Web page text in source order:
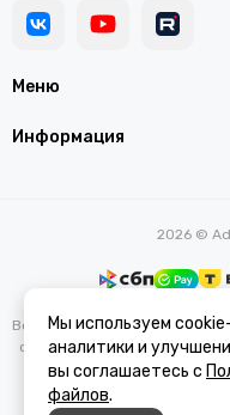
Меню
Информация
2026 ©
Вся представленная на
стоимости товаров и услуг,
каких условиях не
положениями Статьи
Мы используем
аналитики и
вы соглашаетесь с
файлов.